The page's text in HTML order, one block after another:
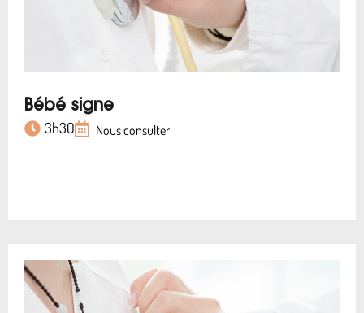
Bébé signe
3h30 Nous consulter